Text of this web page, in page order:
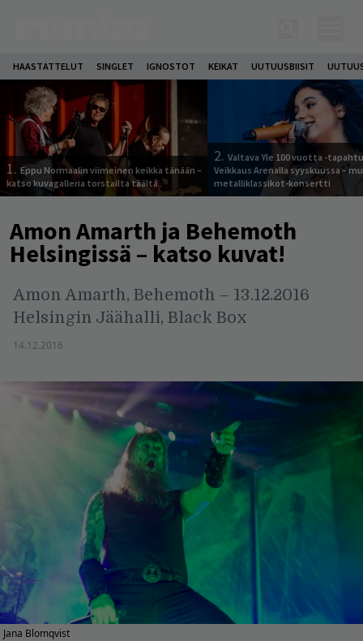
HAASTATTELUT SINGLET IGNOSTOT KEIKAT UUTUUSBIISIT
1. Eppu Normaalin viimeinen keikka tänään –
katso kuvagalleria torstailta täältä
2. Valtava Yle 100 vuotta -
Veikkaus Arenalla syyskuussa –
metalliklassikot-konsertti
Amon Amarth ja Behemoth
Helsingissä – katso kuvat!
Amon Amarth, Behemoth – 13.12.2016
Helsingin Jäähalli, Black Box
14.12.2016
Jana Blomqvist